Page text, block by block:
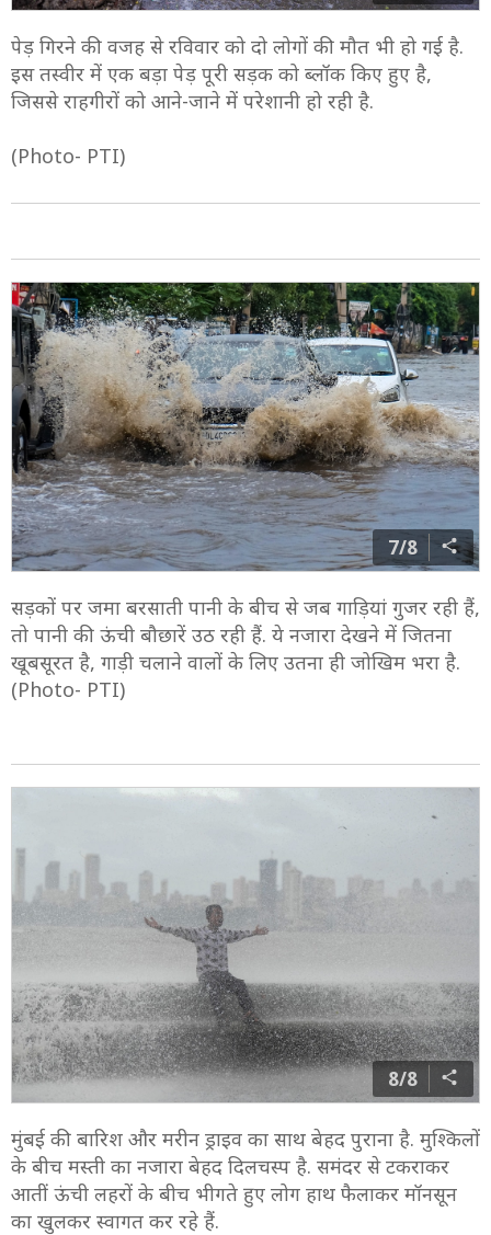
पेड़ गिरने की वजह से रविवार को दो लोगों की मौत भी हो गई है.
इस तस्वीर में एक बड़ा पेड़ पूरी सड़क को ब्लॉक किए हुए है,
जिससे राहगीरों को आने-जाने में परेशानी हो रही है.
(Photo- PTI)
7/8
सड़कों पर जमा बरसाती पानी के बीच से जब गाड़ियां गुजर रही हैं,
तो पानी की ऊंची बौछारें उठ रही हैं. ये नजारा देखने में जितना
खूबसूरत है, गाड़ी चलाने वालों के लिए उतना ही जोखिम भरा है.
(Photo- PTI)
8/8
मुंबई की बारिश और मरीन ड्राइव का साथ बेहद पुराना है. मुश्किलों
के बीच मस्ती का नजारा बेहद दिलचस्प है. समंदर से टकराकर
आतीं ऊंची लहरों के बीच भीगते हुए लोग हाथ फैलाकर मॉनसून
का खुलकर स्वागत कर रहे हैं.